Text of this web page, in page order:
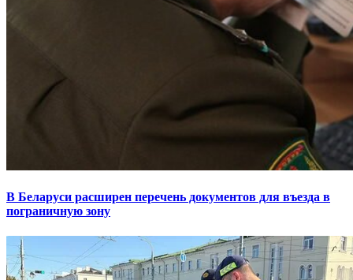
В Беларуси расширен перечень документов для въезда в
пограничную зону